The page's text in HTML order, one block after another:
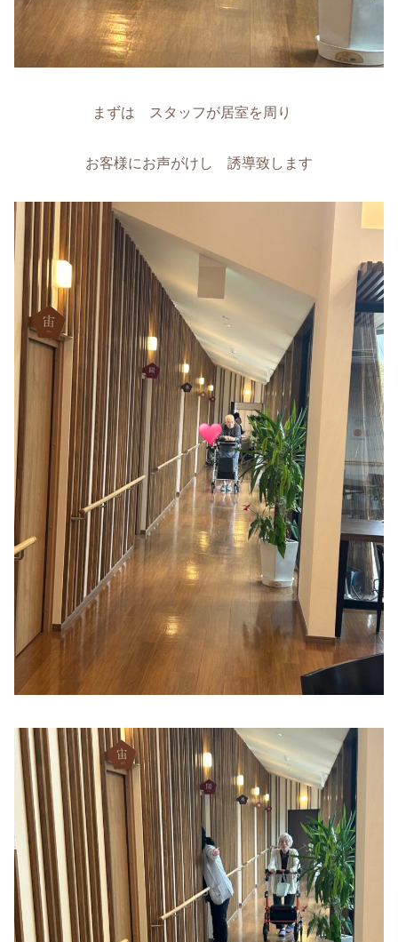
まずは スタッフが居室を周り
お客様にお声がけし 誘導致します